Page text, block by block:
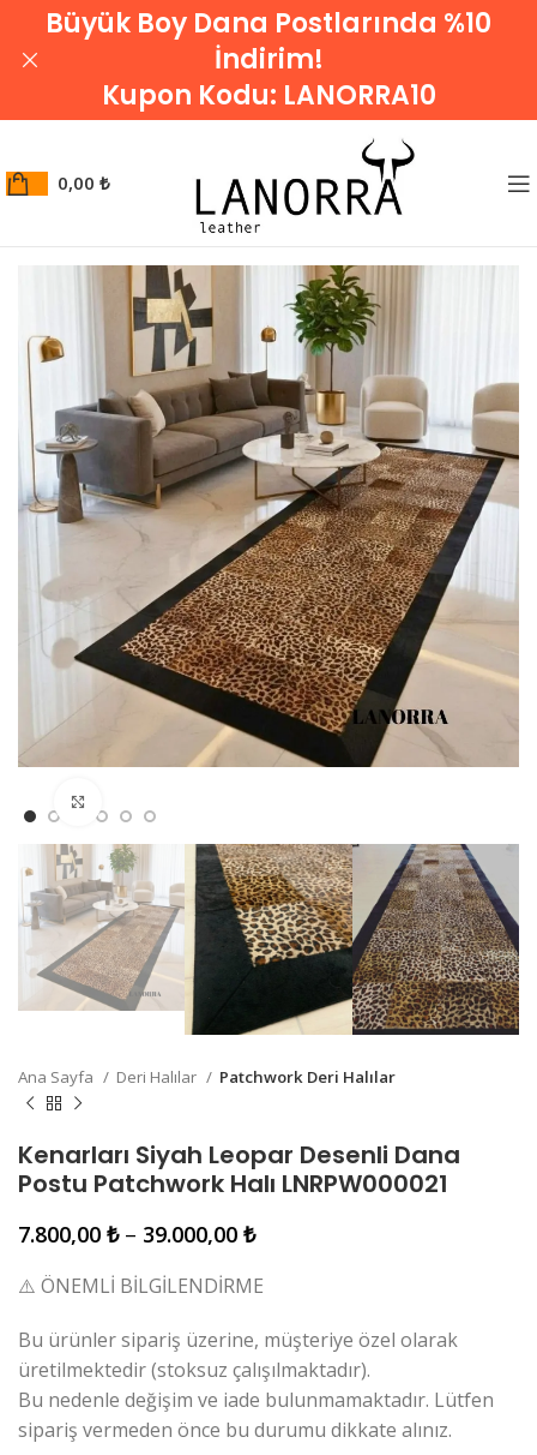
0,00 ₺
Ana Sayfa Deri Halılar Patchwork Deri Halılar
Kenarları Siyah Leopar Desenli Dana
Postu Patchwork Halı LNRPW000021
7.800,00 ₺ – 39.000,00 ₺
⚠️ ÖNEMLİ BİLGİLENDİRME
Bu ürünler sipariş üzerine, müşteriye özel olarak
üretilmektedir (stoksuz çalışılmaktadır).
Bu nedenle değişim ve iade bulunmamaktadır. Lütfen
sipariş vermeden önce bu durumu dikkate alınız.
Büyük Boy Dana Postlarında %10
İndirim!
Kupon Kodu: LANORRA10